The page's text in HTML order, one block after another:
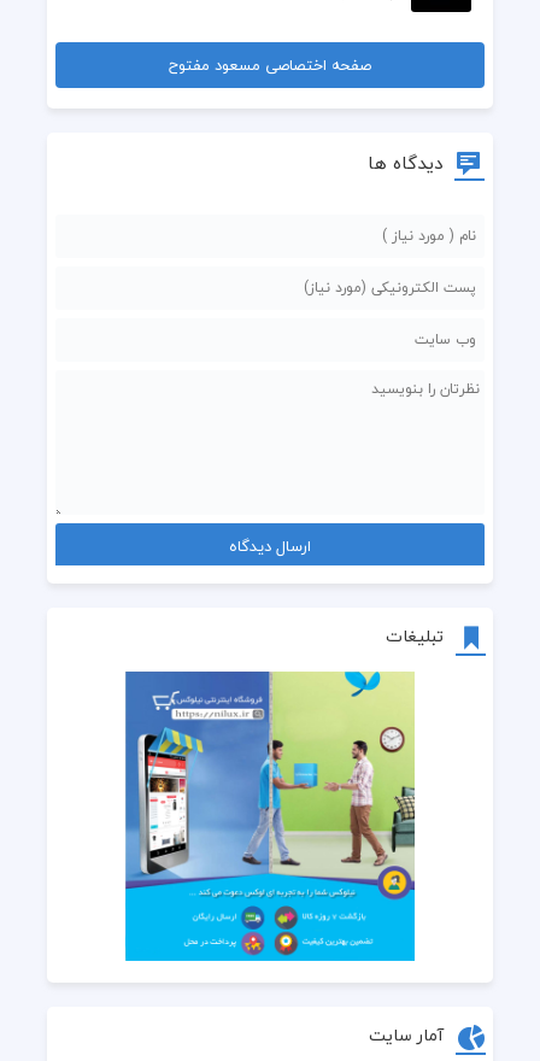
تبلیغات
آمار سایت
صفحه اختصاصی مسعود مفتوح
دیدگاه ها